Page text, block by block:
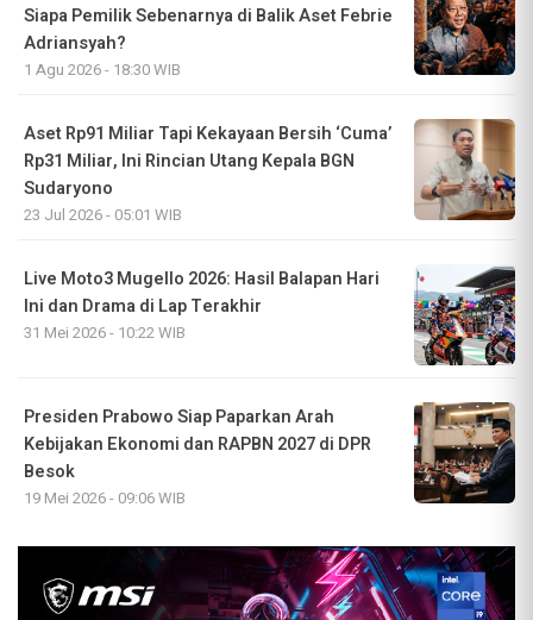
Siapa Pemilik Sebenarnya di Balik Aset Febrie
Adriansyah?
1 Agu 2026 - 18:30 WIB
Aset Rp91 Miliar Tapi Kekayaan Bersih ‘Cuma’
Rp31 Miliar, Ini Rincian Utang Kepala BGN
Sudaryono
23 Jul 2026 - 05:01 WIB
Live Moto3 Mugello 2026: Hasil Balapan Hari
Ini dan Drama di Lap Terakhir
31 Mei 2026 - 10:22 WIB
Presiden Prabowo Siap Paparkan Arah
Kebijakan Ekonomi dan RAPBN 2027 di DPR
Besok
19 Mei 2026 - 09:06 WIB